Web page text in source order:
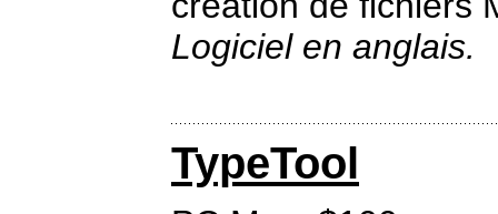
Logiciel en anglais.
TypeTool